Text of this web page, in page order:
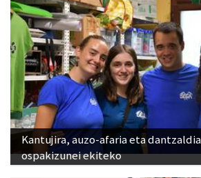
Kantujira, auzo-afaria eta
ospakizunei ekiteko